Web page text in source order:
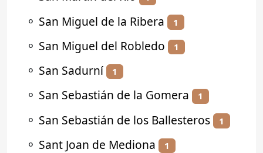
⚬ San Miguel de la Ribera 1
⚬ San Miguel del Robledo 1
⚬ San Sadurní 1
⚬ San Sebastián de la Gomera 1
⚬ San Sebastián de los Ballesteros 1
⚬ Sant Joan de Mediona 1